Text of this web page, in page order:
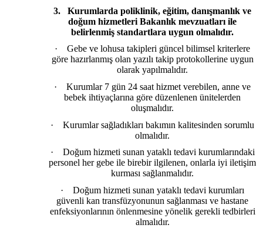
3.
Kurumlarda poliklinik, eğitim, danışmanlık ve
doğum hizmetleri Bakanlık mevzuatları ile
belirlenmiş standartlara uygun olmalıdır.
·
Gebe ve lohusa takipleri güncel bilimsel kriterlere
göre hazırlanmış olan yazılı takip protokollerine uygun
olarak yapılmalıdır.
·
Kurumlar 7 gün 24 saat hizmet verebilen, anne ve
bebek ihtiyaçlarına göre düzenlenen ünitelerden
oluşmalıdır.
·
Kurumlar sağladıkları bakımın kalitesinden sorumlu
olmalıdır.
·
Doğum hizmeti sunan yataklı tedavi kurumlarındaki
personel her gebe ile birebir ilgilenen, onlarla iyi iletişim
kurması sağlanmalıdır.
·
Doğum hizmeti sunan yataklı tedavi kurumları
güvenli kan transfüzyonunun sağlanması ve hastane
enfeksiyonlarının önlenmesine yönelik gerekli tedbirleri
almalıdır.